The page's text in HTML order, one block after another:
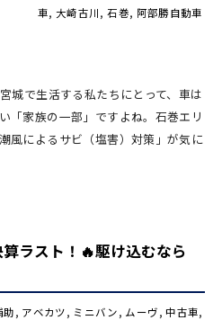
車,大崎古川,石巻, 阿部勝自動車
城で生活する私たちにとって、車は
「家族の一部」ですよね。石巻エリ
風によるサビ（塩害）対策」が気に
ラスト！🔥駆け込むなら
助, アベカツ, ミニバン, ムーヴ, 中古車,